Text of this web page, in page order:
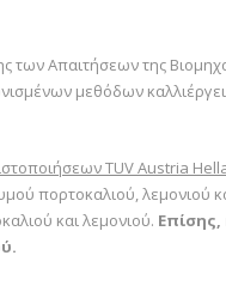
των Απαιτήσεων της
μεθόδων
TUV Austria
πορτοκαλιού, λεμονιού
και λεμονιού. Επίσης,